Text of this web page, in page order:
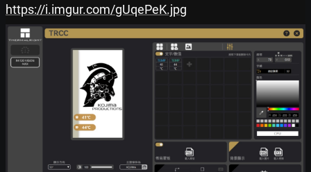
https://i.imgur.com/gUqePeK.jpg